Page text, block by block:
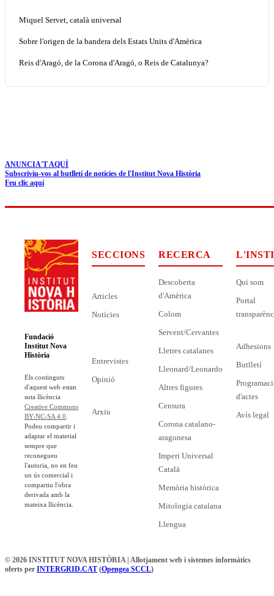
Miquel Servet, català universal
Sobre l'origen de la bandera dels Estats Units d'Amèrica
Reis d'Aragó, de la Corona d'Aragó, o Reis de Catalunya?
ANUNCIA'T AQUÍ
Subscriviu-vos al butlletí de notícies de l'Institut Nova Història
Feu clic aquí
Fundació
Institut Nova
Història
Els continguts
d'aquest web estan
sota llicència
Creative Commons
BY-NC-SA 4.0
Podeu compartir i
adaptar el material
sempre que
reconegueu
l'autoria, no en feu
un ús comercial i
compartiu l'obra
derivada amb la
mateixa llicència.
SECCIONS
Articles
Notícies
Entrevistes
Opinió
Arxiu
RECERCA
Descoberta
d'Amèrica
Colom
Servent/Cervantes
Lletres catalanes
Lleonard/Leonardo
Altres figures
Censura
Corona catalano-
aragonesa
Imperi Universal
Català
Memòria històrica
Mitologia catalana
Llengua
Qui som
Portal
Adhesions
Butlletí
d'actes
Avís legal
© 2026 INSTITUT NOVA HISTÒRIA | Allotjament web i sistemes informàtics
oferts per INTERGRID.CAT (Opengea SCCL)